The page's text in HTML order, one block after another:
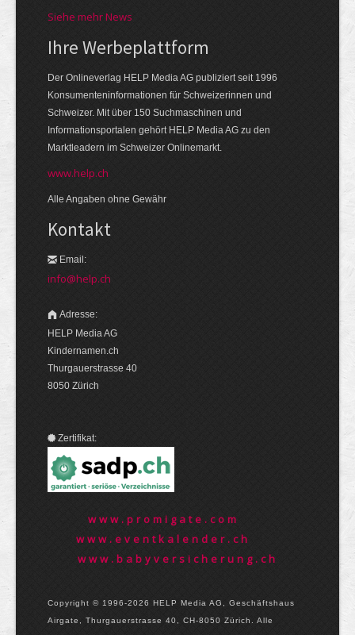
Siehe mehr News
Ihre Werbeplattform
Der Onlineverlag HELP Media AG publiziert seit 1996
Konsumenteninformationen für Schweizerinnen und
Schweizer. Mit über 150 Suchmaschinen und
Informationsportalen gehört HELP Media AG zu den
Marktleadern im Schweizer Onlinemarkt.
www.help.ch
Alle Angaben ohne Gewähr
Kontakt
Email:
info@help.ch
Adresse:
HELP Media AG
Kindernamen.ch
Thurgauerstrasse 40
8050 Zürich
Zertifikat:
www.promigate.com
www.eventkalender.ch
www.babyversicherung.ch
Copyright © 1996-2026 HELP Media AG, Geschäftshaus
Airgate, Thurgauer­strasse 40, CH-8050 Zürich. Alle